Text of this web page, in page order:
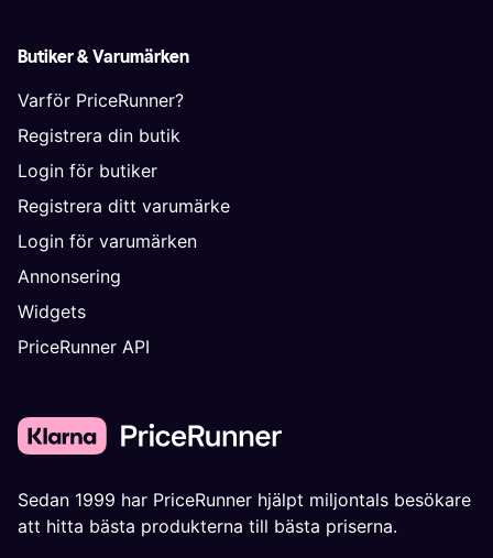
Butiker & Varumärken
Varför PriceRunner?
Registrera din butik
Login för butiker
Registrera ditt varumärke
Login för varumärken
Annonsering
Widgets
PriceRunner API
Sedan 1999 har PriceRunner hjälpt miljontals besökare
att hitta bästa produkterna till bästa priserna.